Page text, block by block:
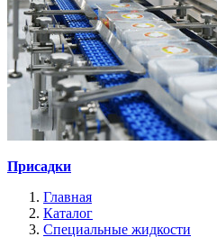
Присадки
Главная
Каталог
Специальные жидкости